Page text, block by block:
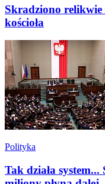
Skradziono relikwie
kościoła
Polityka
Tak działa